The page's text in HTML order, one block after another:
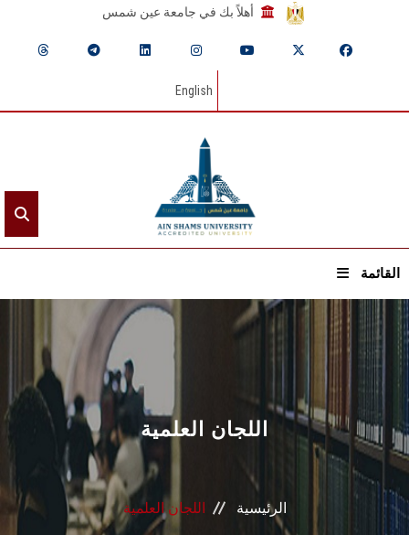
أهلاً بك في جامعة عين شمس
English
القائمة
عن الجامعة
القطاعـات
الشئون الأكاديمية
البحث العلمي
اللجان العلمية
الرئيسية اللجان العلمية